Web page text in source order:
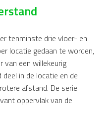
tenminste drie vloer- en
locatie gedaan te worden,
van een willekeurig
in de locatie en de
afstand. De serie
oppervlak van de